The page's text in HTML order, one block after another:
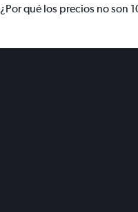
¿Por qué los precios no son